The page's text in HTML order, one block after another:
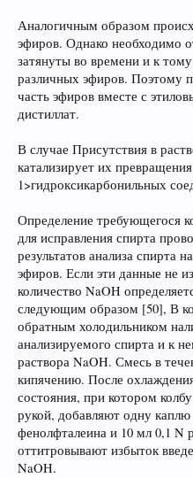
Аналогичным образом
эфиров. Однако необходимо
затянуты во времени и к
различных эфиров. Поэтому
часть эфиров вместе с
дистиллат.
В случае Присутствия в
катализирует их
1>гидроксикарбонильных
Определение требующегося
для исправления спирта
результатов анализа спирта
эфиров. Если эти данные не
количество NaOH
следующим образом [50], В
обратным холодильником
анализируемого спирта и к
раствора NaOH. Смесь в
кипячению. После
состояния, при котором
рукой, добавляют одну каплю
фенолфталеина и 10 мл 0,1 N
оттитровывают избыток
NaOH.